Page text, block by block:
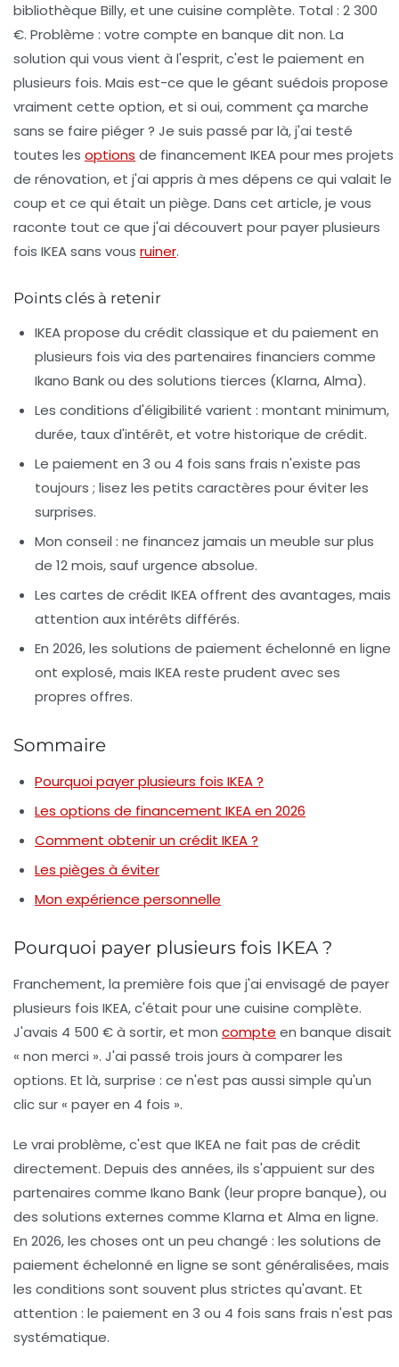
bibliothèque Billy, et une cuisine complète. Total : 2 300
€. Problème : votre compte en banque dit non. La
solution qui vous vient à l'esprit, c'est le paiement en
plusieurs fois. Mais est-ce que le géant suédois propose
vraiment cette option, et si oui, comment ça marche
sans se faire piéger ? Je suis passé par là, j'ai testé
toutes les options de financement IKEA pour mes projets
de rénovation, et j'ai appris à mes dépens ce qui valait le
coup et ce qui était un piège. Dans cet article, je vous
raconte tout ce que j'ai découvert pour payer plusieurs
fois IKEA sans vous ruiner.
Points clés à retenir
IKEA propose du crédit classique et du paiement en
plusieurs fois via des partenaires financiers comme
Ikano Bank ou des solutions tierces (Klarna, Alma).
Les conditions d'éligibilité varient : montant minimum,
durée, taux d'intérêt, et votre historique de crédit.
Le paiement en 3 ou 4 fois sans frais n'existe pas
toujours ; lisez les petits caractères pour éviter les
surprises.
Mon conseil : ne financez jamais un meuble sur plus
de 12 mois, sauf urgence absolue.
Les cartes de crédit IKEA offrent des avantages, mais
attention aux intérêts différés.
En 2026, les solutions de paiement échelonné en ligne
ont explosé, mais IKEA reste prudent avec ses
propres offres.
Sommaire
Pourquoi payer plusieurs fois IKEA ?
Les options de financement IKEA en 2026
Comment obtenir un crédit IKEA ?
Les pièges à éviter
Mon expérience personnelle
Pourquoi payer plusieurs fois IKEA ?
Franchement, la première fois que j'ai envisagé de payer
plusieurs fois IKEA, c'était pour une cuisine complète.
J'avais 4 500 € à sortir, et mon compte en banque disait
« non merci ». J'ai passé trois jours à comparer les
options. Et là, surprise : ce n'est pas aussi simple qu'un
clic sur « payer en 4 fois ».
Le vrai problème, c'est que IKEA ne fait pas de crédit
directement. Depuis des années, ils s'appuient sur des
partenaires comme Ikano Bank (leur propre banque), ou
des solutions externes comme Klarna et Alma en ligne.
En 2026, les choses ont un peu changé : les solutions de
paiement échelonné en ligne se sont généralisées, mais
les conditions sont souvent plus strictes qu'avant. Et
attention : le paiement en 3 ou 4 fois sans frais n'est pas
systématique.